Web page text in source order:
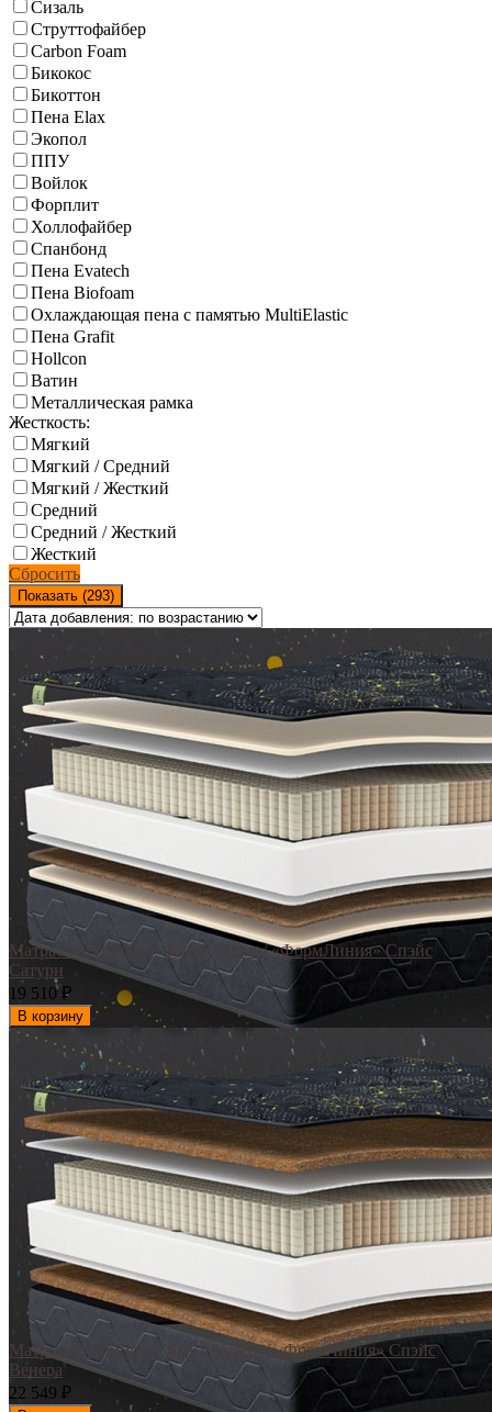
Сизаль
Струттофайбер
Carbon Foam
Бикокос
Бикоттон
Пена Elax
Экопол
ППУ
Войлок
Форплит
Холлофайбер
Спанбонд
Пена Evatech
Пена Biofoam
Охлаждающая пена с памятью MultiElastic
Пена Grafit
Hollcon
Ватин
Металлическая рамка
Жесткость:
Мягкий
Мягкий / Средний
Мягкий / Жесткий
Средний
Средний / Жесткий
Жесткий
Сбросить
Показать (293)
Матрас «FormLinea» Space Saturn / «ФормЛиния» Спэйс
Сатурн
19 510 ₽
В корзину
Матрас «FormLinea» Space Venera / «ФормЛиния» Спэйс
Венера
22 549 ₽